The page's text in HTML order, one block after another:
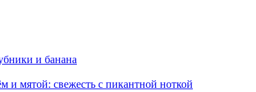
и банана
мятой: свежесть с пикантной ноткой